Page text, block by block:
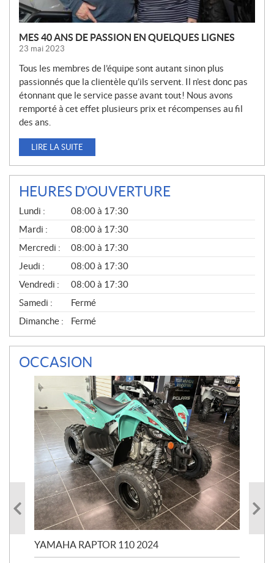
MES 40 ANS DE PASSION EN QUELQUES LIGNES
23 mai 2023
Tous les membres de l’équipe sont autant sinon plus
passionnés que la clientèle qu’ils servent. Il n’est donc pas
étonnant que le service passe avant tout! Nous avons
remporté à cet effet plusieurs prix et récompenses au fil
des ans.
LIRE LA SUITE
HEURES D'OUVERTURE
G
É
N
É
R
A
L
Lundi :
08:00 à 17:30
Mardi :
08:00 à 17:30
Mercredi :
08:00 à 17:30
Jeudi :
08:00 à 17:30
Vendredi :
08:00 à 17:30
Samedi :
Fermé
Dimanche :
Fermé
OCCASION
YAMAHA RAPTOR 110 2024